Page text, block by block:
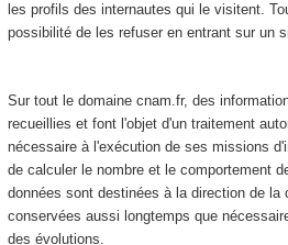
les profils des internautes qui le visitent.
possibilité de les refuser en entrant sur un
Sur tout le domaine cnam.fr, des
recueillies et font l'objet d'un traitement
nécessaire à l'exécution de ses missions
de calculer le nombre et le comportement
données sont destinées à la direction de
conservées aussi longtemps que
des évolutions.